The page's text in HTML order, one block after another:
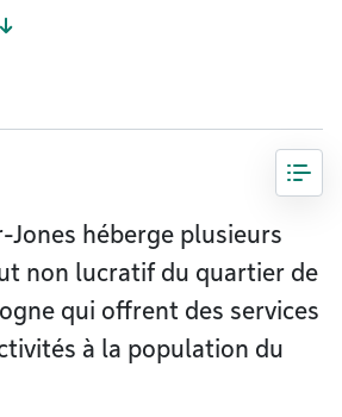
Jones héberge plusieurs
non lucratif du quartier de
qui offrent des services
à la population du